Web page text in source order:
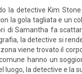
la detective Kim
la gola tagliata e un
di Samantha fa
la detective si
viene trovato il
hanno un
la detective e la